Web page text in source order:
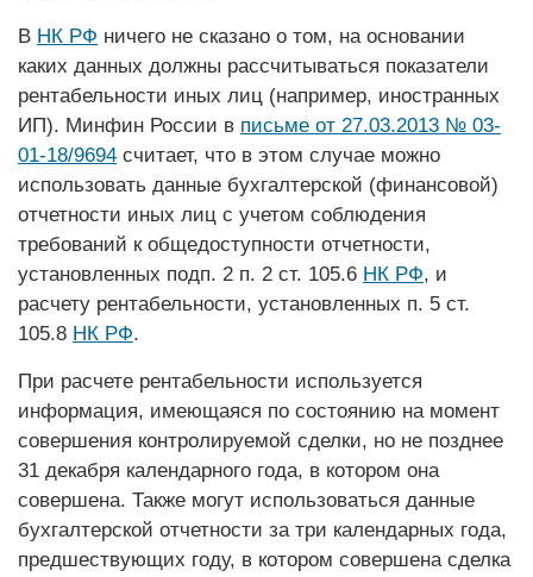
В НК РФ ничего не сказано о том, на основании
каких данных должны рассчитываться показатели
рентабельности иных лиц (например, иностранных
ИП). Минфин России в письме от 27.03.2013 № 03-
01-18/9694 считает, что в этом случае можно
использовать данные бухгалтерской (финансовой)
отчетности иных лиц с учетом соблюдения
требований к общедоступности отчетности,
установленных подп. 2 п. 2 ст. 105.6 НК РФ, и
расчету рентабельности, установленных п. 5 ст.
105.8 НК РФ.
При расчете рентабельности используется
информация, имеющаяся по состоянию на момент
совершения контролируемой сделки, но не позднее
31 декабря календарного года, в котором она
совершена. Также могут использоваться данные
бухгалтерской отчетности за три календарных года,
предшествующих году, в котором совершена сделка